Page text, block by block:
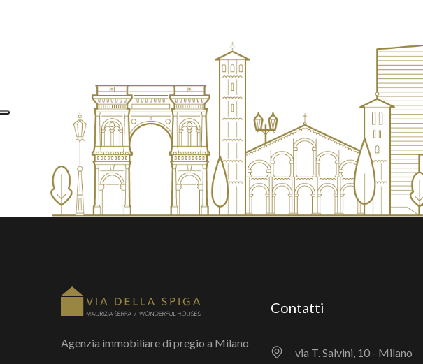
Agenzia immobiliare di pregio a Milano
Contatti
via T. Salvini, 10 - Milano